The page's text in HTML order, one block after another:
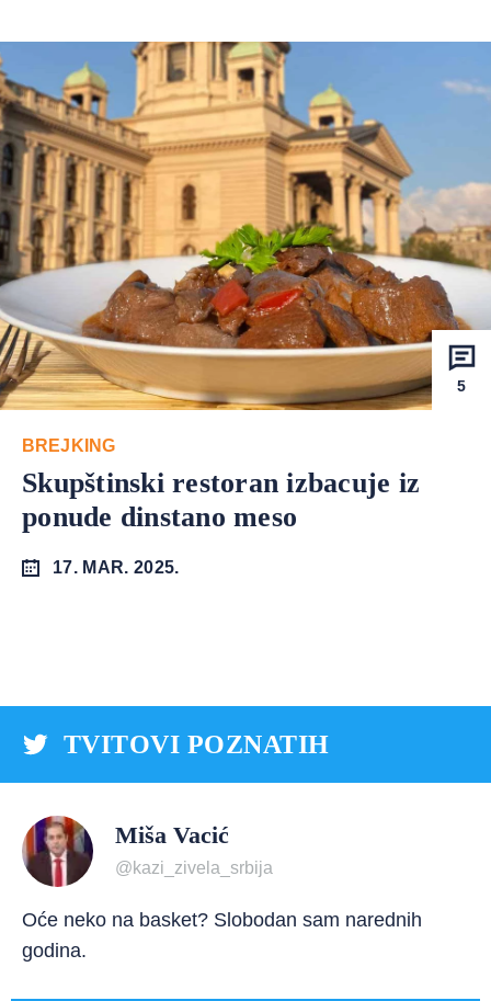
5
BREJKING
Skupštinski restoran izbacuje iz
ponude dinstano meso
17. MAR. 2025.
TVITOVI POZNATIH
Miša Vacić
@kazi_zivela_srbija
Oće neko na basket? Slobodan sam narednih
godina.